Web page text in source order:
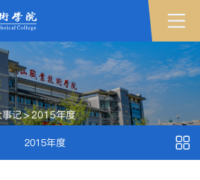
记>2015年度
2015年度